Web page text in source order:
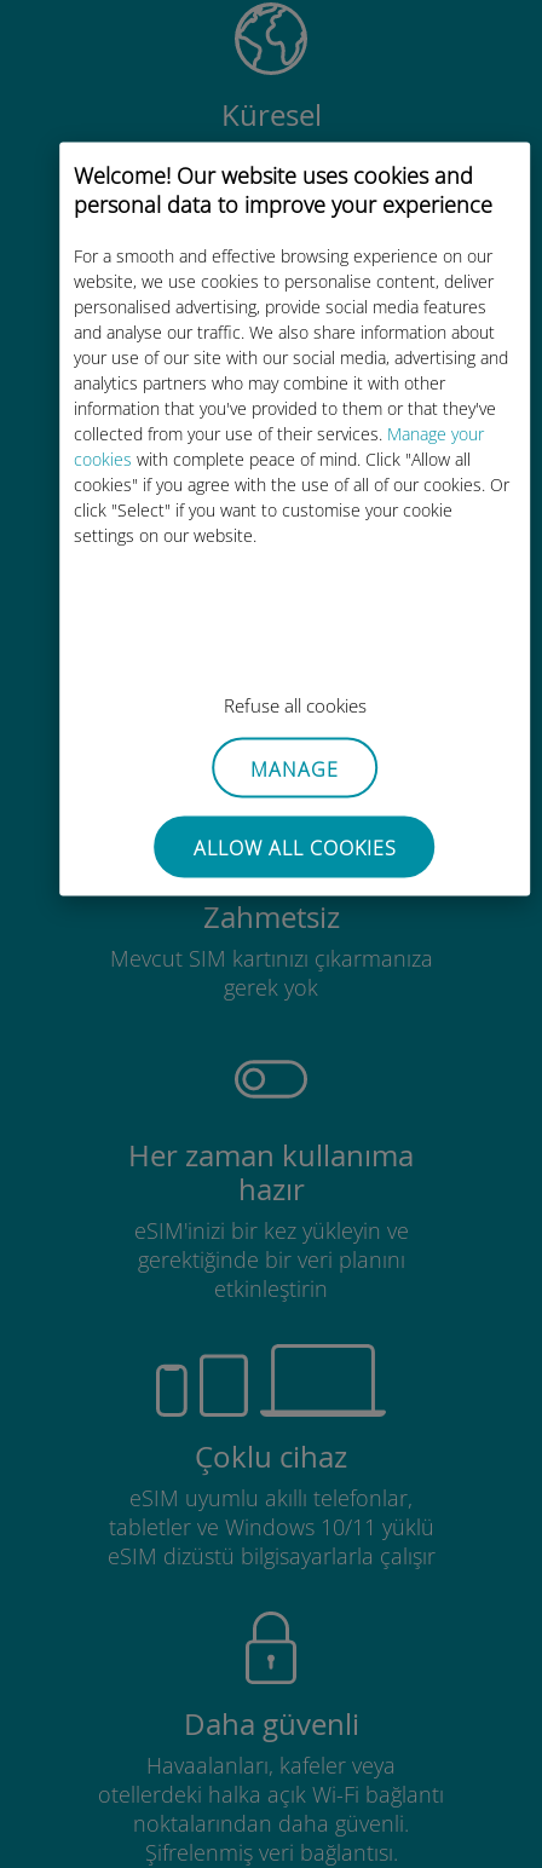
Welcome! Our website uses cookies and
personal data to improve your experience
For a smooth and effective browsing experience on our
website, we use cookies to personalise content, deliver
personalised advertising, provide social media features
and analyse our traffic. We also share information about
your use of our site with our social media, advertising and
analytics partners who may combine it with other
information that you've provided to them or that they've
collected from your use of their services. Manage your
cookies with complete peace of mind. Click "Allow all
cookies" if you agree with the use of all of our cookies. Or
click "Select" if you want to customise your cookie
settings on our website.
Refuse all cookies
MANAGE
ALLOW ALL COOKIES
Küresel
çapında yüksek kaliteli hücresel
bağlantı
Uygun maliyetli
Mevcut operatörünüzle dolaşım
ücretlerinden %90'a kadar daha
ucuz
Ubigi uygulaması aracılığıyla her
yerde, Wi-Fi veya kalan veri
olmadan bile
Zahmetsiz
Mevcut SIM kartınızı çıkarmanıza
gerek yok
Her zaman kullanıma
hazır
eSIM'inizi bir kez yükleyin ve
gerektiğinde bir veri planını
etkinleştirin
Çoklu cihaz
eSIM uyumlu akıllı telefonlar,
tabletler ve Windows 10/11 yüklü
eSIM dizüstü bilgisayarlarla çalışır
Daha güvenli
Havaalanları, kafeler veya
otellerdeki halka açık Wi-Fi bağlantı
noktalarından daha güvenli.
Şifrelenmiş veri bağlantısı.